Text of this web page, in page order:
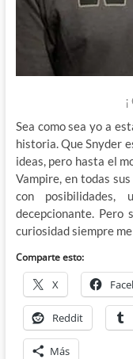
Sea como sea yo a
historia. Que Snyder
ideas, pero hasta el
Vampire, en todas
con
decepcionante. Pero
curiosidad siempre me
Comparte esto:
X
Reddit
Más